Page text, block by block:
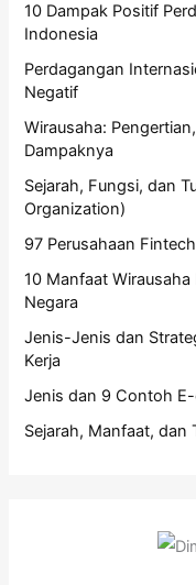
10 Dampak Positif
Indonesia
Perdagangan
Negatif
Wirausaha:
Dampaknya
Sejarah, Fungsi, dan
Organization)
97 Perusahaan
10 Manfaat
Negara
Jenis-Jenis dan
Kerja
Jenis dan 9 Contoh
Sejarah, Manfaat, dan